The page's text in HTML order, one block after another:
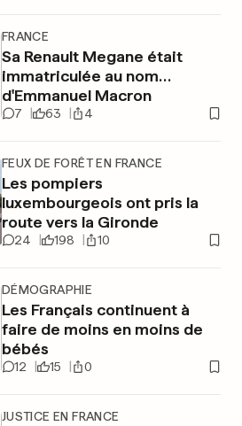
FRANCE
Sa Renault Megane était
immatriculée au nom…
d'Emmanuel Macron
7 63 4
FEUX DE FORÊT EN FRANCE
Les pompiers
luxembourgeois ont pris la
route vers la Gironde
24 198 10
DÉMOGRAPHIE
Les Français continuent à
faire de moins en moins de
bébés
12 15 0
JUSTICE EN FRANCE